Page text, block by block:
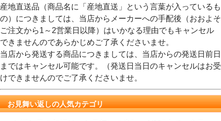
産地直送品（商品名に「産地直送」という言葉が入っているも
の）につきましては、当店からメーカーへの手配後（おおよそ
ご注文から1～2営業日以降）はいかなる理由でもキャンセル
できませんのであらかじめご了承くださいませ。
当店から発送する商品につきましては、当店からの発送日前日
まではキャンセル可能です。（発送日当日のキャンセルはお受
けできませんのでご了承くださいませ。
お見舞い返しの人気カテゴリ